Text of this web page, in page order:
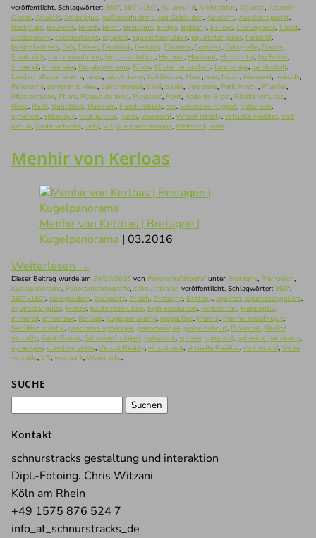
veröffentlicht. Schlagwörter: 360°, 360°x180°, All around, Architektur, Atlantic, Atlantic
Ocean, Atlantik, Atlantique, Außenaufnahme von Gebäuden, Aussicht, Aussichtspunkt,
Backplate, Bauwerk, Breizh, Brest, Bretagne, bridge, Brittany, Brücke, clairvoyance, Coast,
cobblestone, cobblestones, equirect, equirectangulaire, equirectangular, Farbbild,
farsightedness, Fels, Felsen, Fernblick, Festung, Finistère, Fortress, Fotografie, France,
Frankreich, haute résolution, high-resolution, Himmel, Horizont, Horizontal, Im Freien,
immersif, immersive, Kugelpanorama, Küste, Küstenlandschaft, Landscape, Landschaft,
Landschaftspanorama, large, Leuchtturm, lighthouse, Meer, mer, Natur, Niemand, nobody,
Panorama, panoramic view, panoramique, pavé, pavés, personne, Petit Minou, Pflaster,
Pflastersteine, Phare, Plaque de fond, Plouzané, Pont, Rade de Brest, Réalité virtuelle,
Reise, Rock, Rundblick, Rundum, Rundumblick, sea, Sehenswürdigkeit, sphärisch,
spherical, spherique, tout autour, Turm, viewpoint, Virtual Reality, virtuelle Realität, visit
virtual, Visite virtuelle, vista, VR, vue panoramique, Weitsicht, wide.
Menhir von Kerloas
Menhir von Kerloas | Bretagne |
Kugelpanorama | 03.2016
Weiterlesen →
Dieser Beitrag wurde am 24/05/2016 von Panoramafotografunter Bretagne, Frankreich,
Kugelpanorama, Panoramafotografie, schnurstracks veröffentlicht. Schlagwörter: 360°,
360°x180°, Aberglauben, Backplate, Breizh, Bretagne, Brittany, equirect, equirectangulaire,
equirectangular, France, haute résolution, high-resolution, Hinkelstein, Horizontal,
immersif, immersive, Kerloas, Kugelpanorama, megalithic, Menhir, menhir néolithique,
Neolithic menhir, panorama sphérique, panoramique, pierre debout, Plouarzel, Réalité
virtuelle, Saint-Renan, Sehenswürdigkeit, sphärisch, sphere, spherical, spherical panorama,
spherique, standing stone, Virtual Reality, virtual visit, virtuelle Realität, visit virtual, Visite
virtuelle, VR, waymark, Wegmarke.
SUCHE
Kontakt
schnurstracks gestaltung und interaktion
Dipl.-Fotoing. Chris Witzani
Köln am Rhein
+49 1575 876 524 7
info_at_schnurstracks_de